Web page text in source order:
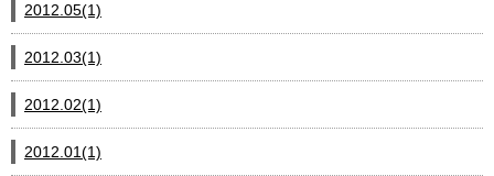
2012.05(1)
2012.03(1)
2012.02(1)
2012.01(1)